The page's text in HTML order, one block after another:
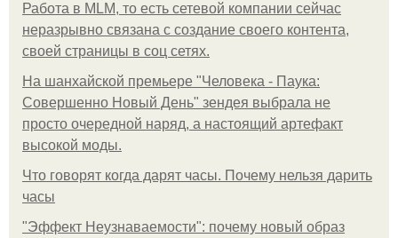
Работа в MLM, то есть сетевой компании сейчас
неразрывно связана с создание своего контента,
своей страницы в соц сетях.
На шанхайской премьере "Человека - Паука:
Совершенно Новый День" зендея выбрала не
просто очередной наряд, а настоящий артефакт
высокой моды.
Что говорят когда дарят часы. Почему нельзя дарить
часы
"Эффект Неузнаваемости": почему новый образ